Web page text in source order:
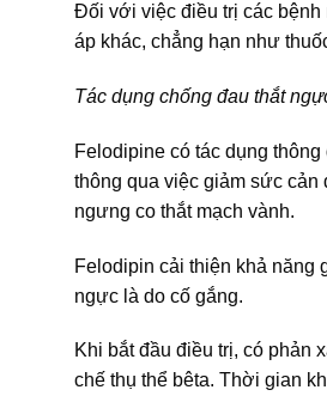
Đối với việc điều trị các
áp khác, chẳng hạn như
Tác dụng chống đau thắt
Felodipine có tác dụng
thông qua việc giảm sức cản
ngưng co thắt mạch vành.
Felodipin cải thiện khả năng
ngực là do cố gắng.
Khi bắt đầu điều trị, có phản
chế thụ thể bêta. Thời gian